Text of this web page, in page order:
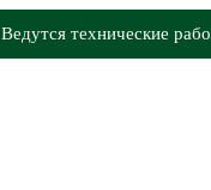
Ведутся технические